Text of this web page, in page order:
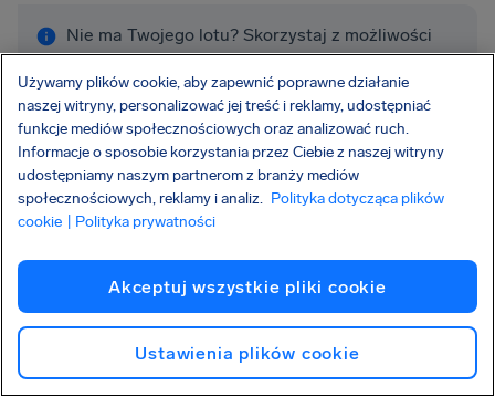
Nie ma Twojego lotu? Skorzystaj z możliwości
sprawdzenia pełnej wysokości odszkodowania,
a my przyjrzymy się sprawie. Sprawdź swój lot
Więcej linii lotniczych, od których
możemy pomóc Ci uzyskać
odszkodowanie:
Używamy plików cookie, aby zapewnić poprawne działanie
naszej witryny, personalizować jej treść i reklamy, udostępniać
funkcje mediów społecznościowych oraz analizować ruch.
Informacje o sposobie korzystania przez Ciebie z naszej witryny
udostępniamy naszym partnerom z branży mediów
społecznościowych, reklamy i analiz. Polityka dotycząca plików
cookie
| Polityka prywatności
Akceptuj wszystkie pliki cookie
Ustawienia plików cookie